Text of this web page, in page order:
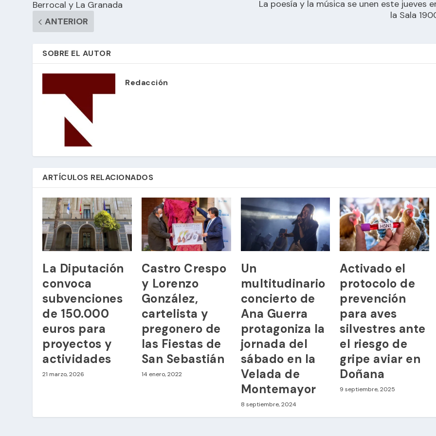
Berrocal y La Granada
ANTERIOR
La poesía y la música se unen este jueves
la Sala
SOBRE EL AUTOR
Redacción
ARTÍCULOS RELACIONADOS
La Diputación
convoca
subvenciones
de 150.000
euros para
proyectos y
actividades
21 marzo, 2026
Castro Crespo
y Lorenzo
González,
cartelista y
pregonero de
las Fiestas de
San Sebastián
14 enero, 2022
Un
multitudinario
concierto de
Ana Guerra
protagoniza la
jornada del
sábado en la
Velada de
Montemayor
8 septiembre, 2024
Activado el
protocolo de
prevención
para aves
silvestres ante
el riesgo de
gripe aviar en
Doñana
9 septiembre, 2025